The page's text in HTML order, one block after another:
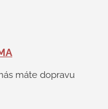
máte dopravu